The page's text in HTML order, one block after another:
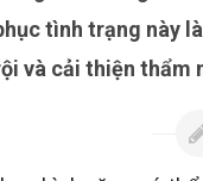
tình trạng này
và cải thiện thẩm